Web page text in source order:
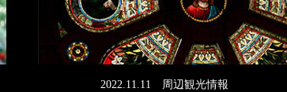
2022.11.11 周辺観光情報